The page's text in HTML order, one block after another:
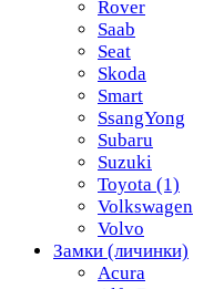
Rover
Saab
Seat
Skoda
Smart
SsangYong
Subaru
Suzuki
Toyota (1)
Volkswagen
Volvo
Замки (личинки)
Acura